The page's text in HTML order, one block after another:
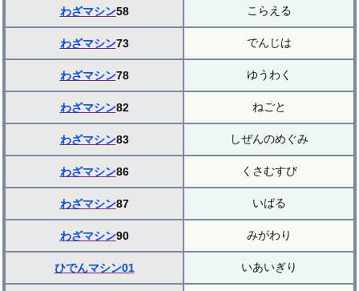
わざマシン58 こらえる
わざマシン73 でんじは
わざマシン78 ゆうわく
わざマシン82 ねごと
わざマシン83 しぜんのめぐみ
わざマシン86 くさむすび
わざマシン87 いばる
わざマシン90 みがわり
ひでんマシン01 いあいぎり